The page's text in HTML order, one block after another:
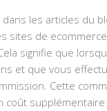
les articles du
sites de
signifie que
et que vous
Cette
coût